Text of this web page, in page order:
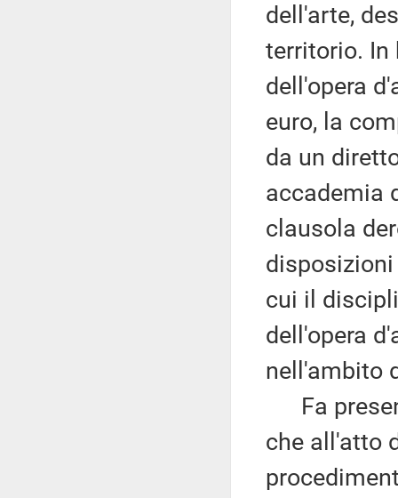
dell'arte,
territorio. In
dell'opera
euro, la
da un
accademia
clausola
cui il
dell'opera
nell'ambito
Fa
che all'atto